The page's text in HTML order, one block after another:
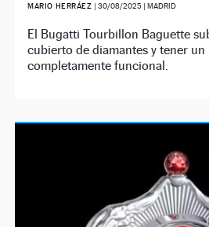
MARIO HERRÁEZ | 30/08/2025| MADRID
El Bugatti Tourbillon Baguette
cubierto de diamantes y tener
completamente funcional.